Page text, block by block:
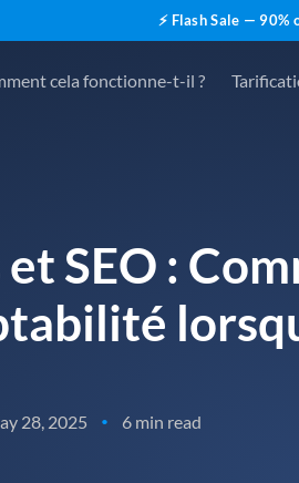
⚡ Flash Sale —
cela fonctionne-t-il ?
et SEO :
28, 2025 • 6 min read